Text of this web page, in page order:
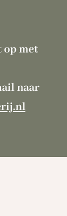
op met
naar